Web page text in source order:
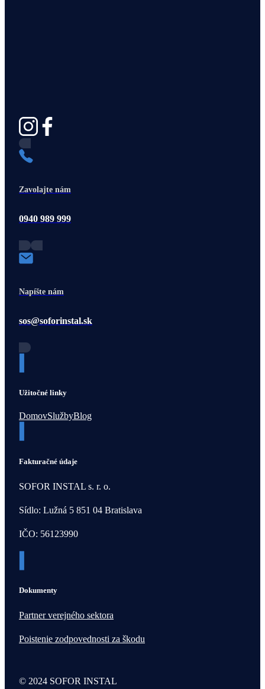
Zavolajte nám
0940 989 999
Napíšte nám
sos@soforinstal.sk
Užitočné linky
DomovSlužbyBlog
Fakturačné údaje
SOFOR INSTAL s. r. o.
Sídlo: Lužná 5 851 04 Bratislava
IČO: 56123990
Dokumenty
Partner verejného sektora
Poistenie zodpovednosti za škodu
© 2024 SOFOR INSTAL